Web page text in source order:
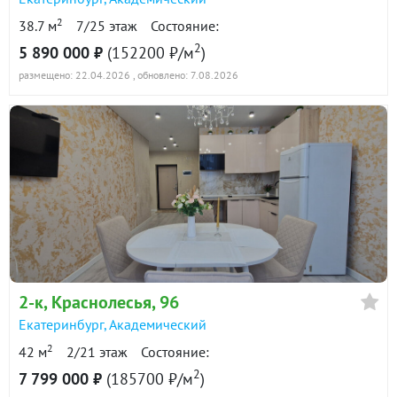
38.7 м2 7/25 этаж Состояние:
5 890 000 ₽ (152200 ₽/м2)
размещено: 22.04.2026 , обновлено: 7.08.2026
2-к, Краснолесья, 96
Екатеринбург,Академический
42 м2 2/21 этаж Состояние:
7 799 000 ₽ (185700 ₽/м2)